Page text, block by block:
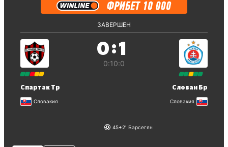
ЗАВЕРШЕН
Спартак Тр
Словакия
0:1
0:10:0
Слован Бр
Словакия
45+2 Барсегян